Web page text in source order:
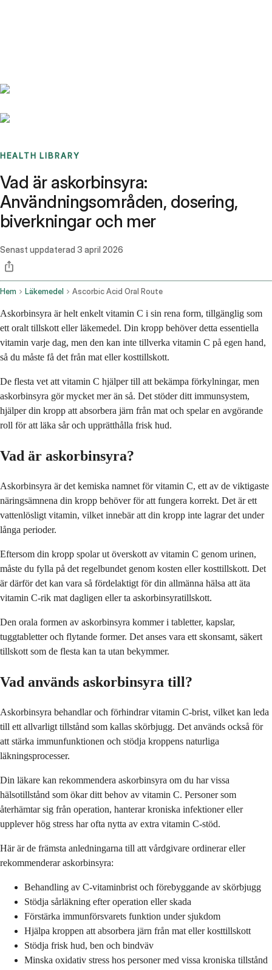
HEALTH LIBRARY
Vad är askorbinsyra:
Användningsområden, dosering,
biverkningar och mer
Senast uppdaterad 3 april 2026
Hem Läkemedel Ascorbic Acid Oral Route
Askorbinsyra är helt enkelt vitamin C i sin rena form, tillgänglig som
ett oralt tillskott eller läkemedel. Din kropp behöver detta essentiella
vitamin varje dag, men den kan inte tillverka vitamin C på egen hand,
så du måste få det från mat eller kosttillskott.
De flesta vet att vitamin C hjälper till att bekämpa förkylningar, men
askorbinsyra gör mycket mer än så. Det stöder ditt immunsystem,
hjälper din kropp att absorbera järn från mat och spelar en avgörande
roll för att läka sår och upprätthålla frisk hud.
Vad är askorbinsyra?
Askorbinsyra är det kemiska namnet för vitamin C, ett av de viktigaste
näringsämnena din kropp behöver för att fungera korrekt. Det är ett
vattenlösligt vitamin, vilket innebär att din kropp inte lagrar det under
långa perioder.
Eftersom din kropp spolar ut överskott av vitamin C genom urinen,
måste du fylla på det regelbundet genom kosten eller kosttillskott. Det
är därför det kan vara så fördelaktigt för din allmänna hälsa att äta
vitamin C-rik mat dagligen eller ta askorbinsyratillskott.
Den orala formen av askorbinsyra kommer i tabletter, kapslar,
tuggtabletter och flytande former. Det anses vara ett skonsamt, säkert
tillskott som de flesta kan ta utan bekymmer.
Vad används askorbinsyra till?
Askorbinsyra behandlar och förhindrar vitamin C-brist, vilket kan leda
till ett allvarligt tillstånd som kallas skörbjugg. Det används också för
att stärka immunfunktionen och stödja kroppens naturliga
läkningsprocesser.
Din läkare kan rekommendera askorbinsyra om du har vissa
hälsotillstånd som ökar ditt behov av vitamin C. Personer som
återhämtar sig från operation, hanterar kroniska infektioner eller
upplever hög stress har ofta nytta av extra vitamin C-stöd.
Här är de främsta anledningarna till att vårdgivare ordinerar eller
rekommenderar askorbinsyra:
Behandling av C-vitaminbrist och förebyggande av skörbjugg
Stödja sårläkning efter operation eller skada
Förstärka immunförsvarets funktion under sjukdom
Hjälpa kroppen att absorbera järn från mat eller kosttillskott
Stödja frisk hud, ben och bindväv
Minska oxidativ stress hos personer med vissa kroniska tillstånd